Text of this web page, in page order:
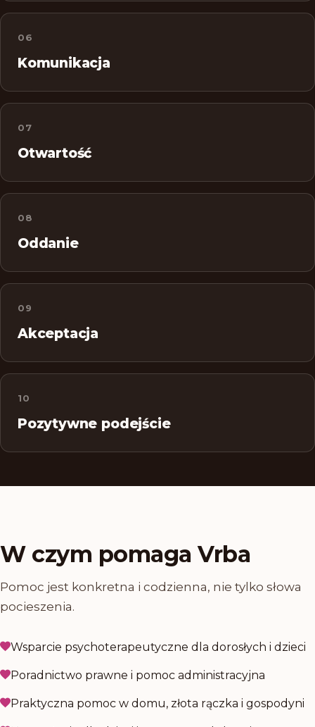
06
Komunikacja
07
Otwartość
08
Oddanie
09
Akceptacja
10
Pozytywne podejście
W czym pomaga Vrba
Pomoc jest konkretna i codzienna, nie tylko słowa
pocieszenia.
Wsparcie psychoterapeutyczne dla dorosłych i dzieci
Poradnictwo prawne i pomoc administracyjna
Praktyczna pomoc w domu, złota rączka i gospodyni